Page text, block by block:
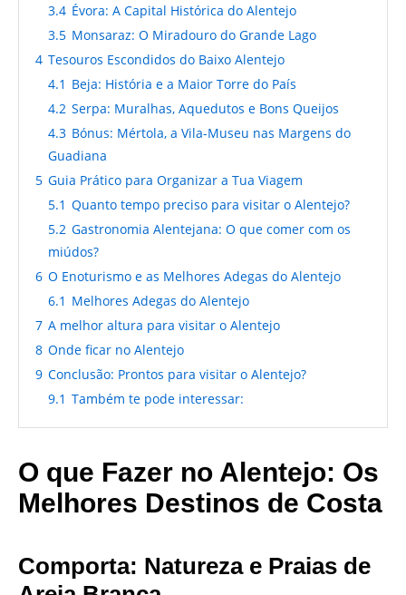
3.4 Évora: A Capital Histórica do Alentejo
3.5 Monsaraz: O Miradouro do Grande Lago
4 Tesouros Escondidos do Baixo Alentejo
4.1 Beja: História e a Maior Torre do País
4.2 Serpa: Muralhas, Aquedutos e Bons Queijos
4.3 Bónus: Mértola, a Vila-Museu nas Margens do
Guadiana
5 Guia Prático para Organizar a Tua Viagem
5.1 Quanto tempo preciso para visitar o Alentejo?
5.2 Gastronomia Alentejana: O que comer com os
miúdos?
6 O Enoturismo e as Melhores Adegas do Alentejo
6.1 Melhores Adegas do Alentejo
7 A melhor altura para visitar o Alentejo
8 Onde ficar no Alentejo
9 Conclusão: Prontos para visitar o Alentejo?
9.1 Também te pode interessar:
O que Fazer no Alentejo: Os
Melhores Destinos de Costa
Comporta: Natureza e Praias de